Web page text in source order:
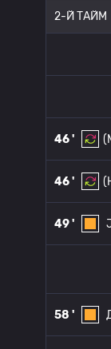
2-Й ТАЙМ
46 '
46 '
49 '
58 '